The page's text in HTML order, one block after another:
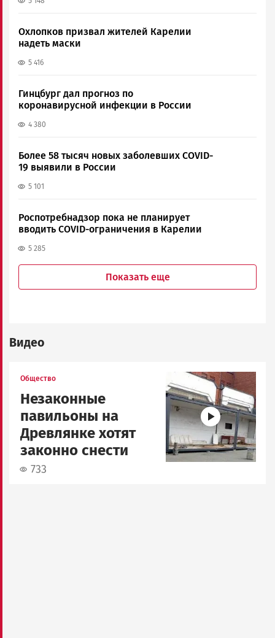
Охлопков призвал жителей Карелии
надеть маски
5 416
Гинцбург дал прогноз по
коронавирусной инфекции в России
4 380
Более 58 тысяч новых заболевших COVID-
19 выявили в России
5 101
Роспотребнадзор пока не планирует
вводить COVID-ограничения в Карелии
5 285
Показать еще
Видео
Общество
Незаконные
павильоны на
Древлянке хотят
законно снести
733
Image